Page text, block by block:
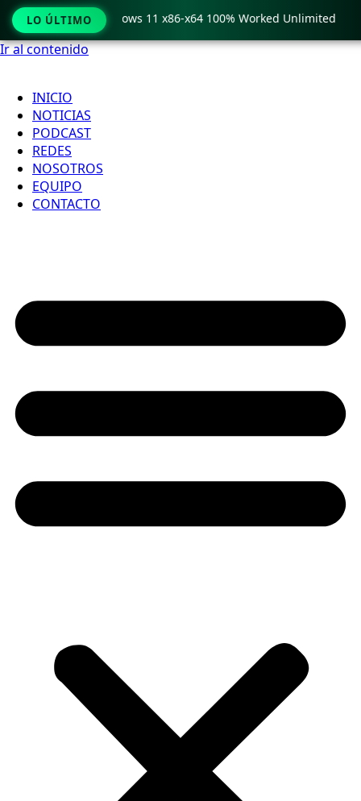
Ir al contenido
INICIO
NOTICIAS
PODCAST
REDES
NOSOTROS
EQUIPO
CONTACTO
LO ÚLTIMO
Crack only Windows 11 x86-x64 100% Worked Unlimited